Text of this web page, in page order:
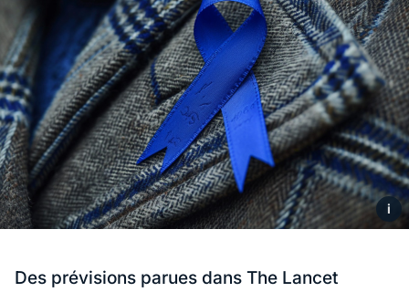
i
Des prévisions parues dans The Lancet